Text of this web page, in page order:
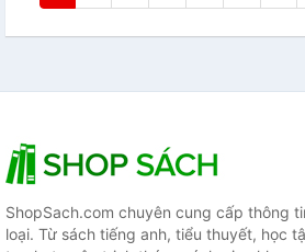
ShopSach.com chuyên cung cấp thông
loại. Từ sách tiếng anh, tiểu thuyết, học